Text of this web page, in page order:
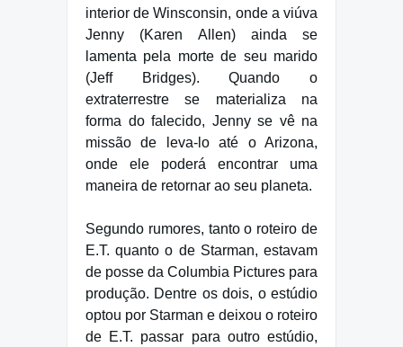
interior de Winsconsin, onde a viúva
Jenny (Karen Allen) ainda se
lamenta pela morte de seu marido
(Jeff Bridges). Quando o
extraterrestre se materializa na
forma do falecido, Jenny se vê na
missão de leva-lo até o Arizona,
onde ele poderá encontrar uma
maneira de retornar ao seu planeta.
Segundo rumores, tanto o roteiro de
E.T. quanto o de Starman, estavam
de posse da Columbia Pictures para
produção. Dentre os dois, o estúdio
optou por Starman e deixou o roteiro
de E.T. passar para outro estúdio,